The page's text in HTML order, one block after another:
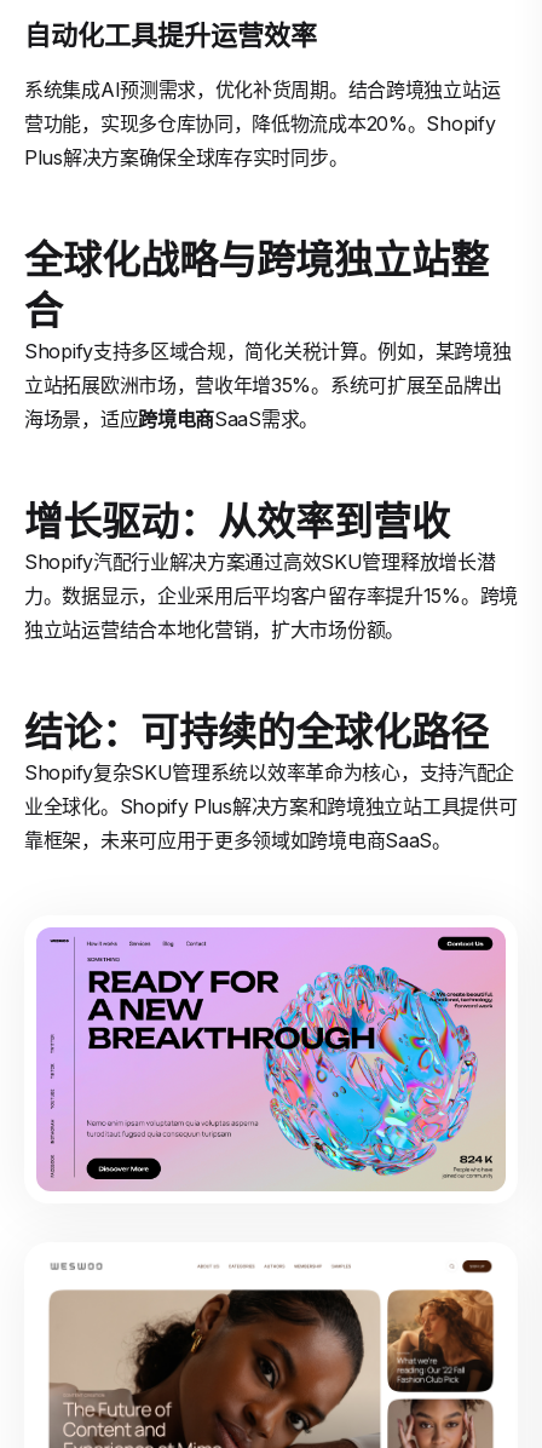
自动化工具提升运营效率
系统集成AI预测需求，优化补货周期。结合跨境独立站运
营功能，实现多仓库协同，降低物流成本20%。Shopify
Plus解决方案确保全球库存实时同步。
全球化战略与跨境独立站整
合
Shopify支持多区域合规，简化关税计算。例如，某跨境独
立站拓展欧洲市场，营收年增35%。系统可扩展至品牌出
海场景，适应跨境电商SaaS需求。
增长驱动：从效率到营收
Shopify汽配行业解决方案通过高效SKU管理释放增长潜
力。数据显示，企业采用后平均客户留存率提升15%。跨境
独立站运营结合本地化营销，扩大市场份额。
结论：可持续的全球化路径
Shopify复杂SKU管理系统以效率革命为核心，支持汽配企
业全球化。Shopify Plus解决方案和跨境独立站工具提供可
靠框架，未来可应用于更多领域如跨境电商SaaS。